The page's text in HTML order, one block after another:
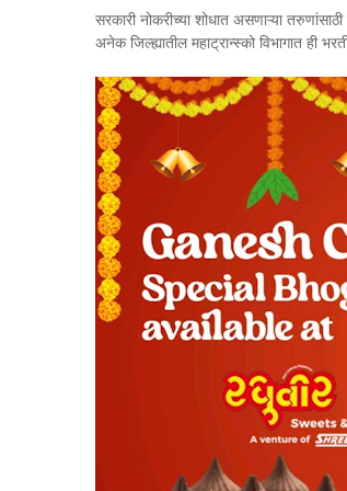
सरकारी नोकरीच्या शोधात असणाऱ्या
अनेक जिल्ह्यातील महाट्रान्स्को विभागात ही